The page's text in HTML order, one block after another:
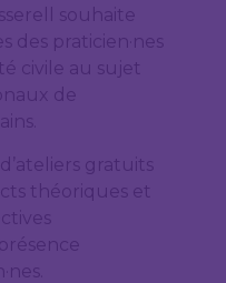
souhaite
des praticien·nes
civile au sujet
de
gratuits
théoriques et